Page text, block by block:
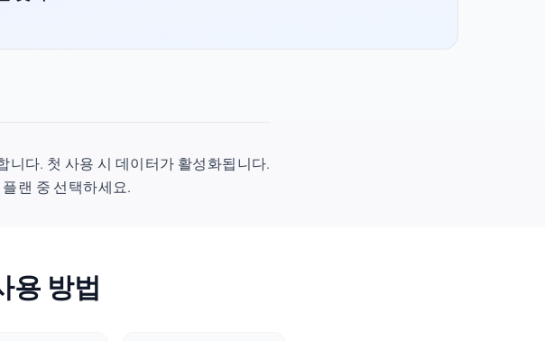
다. 첫 사용 시 데이터가 활성화됩니다.
랜 중 선택하세요.
용 방법